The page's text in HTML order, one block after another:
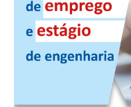
NOTÍCIAS
CONTEÚDO ESPECIAL
JORNAL DO ENGENHEIRO